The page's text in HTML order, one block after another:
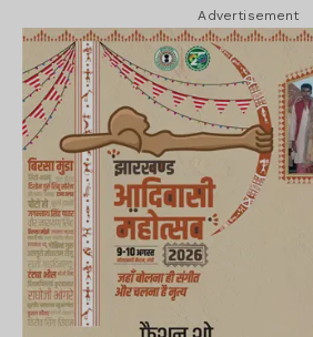
Advertisement